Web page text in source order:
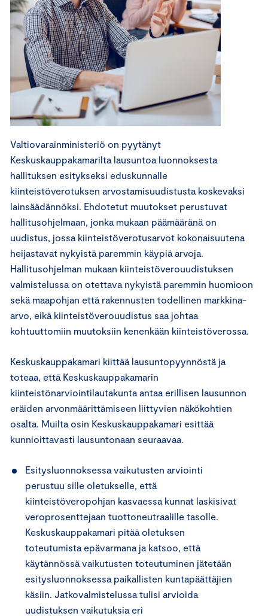
Valtiovarainministeriö on pyytänyt
Keskuskauppakamarilta lausuntoa luonnoksesta
hallituksen esitykseksi eduskunnalle
kiinteistöverotuksen arvostamisuudistusta koskevaksi
lainsäädännöksi. Ehdotetut muutokset perustuvat
hallitusohjelmaan, jonka mukaan päämääränä on
uudistus, jossa kiinteistöverotusarvot kokonaisuutena
heijastavat nykyistä paremmin käypiä arvoja.
Hallitusohjelman mukaan kiinteistöverouudistuksen
valmistelussa on otettava nykyistä paremmin huomioon
sekä maapohjan että rakennusten todellinen markkina-
arvo, eikä kiinteistöverouudistus saa johtaa
kohtuuttomiin muutoksiin kenenkään kiinteistöverossa.
Keskuskauppakamari kiittää lausuntopyynnöstä ja
toteaa, että Keskuskauppakamarin
kiinteistönarviointilautakunta antaa erillisen lausunnon
eräiden arvonmäärittämiseen liittyvien näkökohtien
osalta. Muilta osin Keskuskauppakamari esittää
kunnioittavasti lausuntonaan seuraavaa.
Esitysluonnoksessa vaikutusten arviointi
perustuu sille oletukselle, että
kiinteistöveropohjan kasvaessa kunnat laskisivat
veroprosenttejaan tuottoneutraalille tasolle.
Keskuskauppakamari pitää oletuksen
toteutumista epävarmana ja katsoo, että
käytännössä vaikutusten toteutuminen jätetään
esitysluonnoksessa paikallisten kuntapäättäjien
käsiin. Jatkovalmistelussa tulisi arvioida
uudistuksen vaikutuksia eri